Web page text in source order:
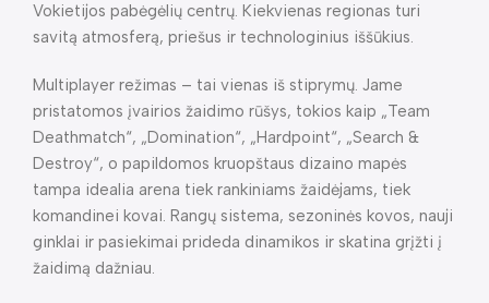
Vokietijos pabėgėlių centrų. Kiekvienas regionas turi
savitą atmosferą, priešus ir technologinius iššūkius.
Multiplayer režimas – tai vienas iš stiprymų. Jame
pristatomos įvairios žaidimo rūšys, tokios kaip „Team
Deathmatch“, „Domination“, „Hardpoint“, „Search &
Destroy“, o papildomos kruopštaus dizaino mapės
tampa idealia arena tiek rankiniams žaidėjams, tiek
komandinei kovai. Rangų sistema, sezoninės kovos, nauji
ginklai ir pasiekimai prideda dinamikos ir skatina grįžti į
žaidimą dažniau.